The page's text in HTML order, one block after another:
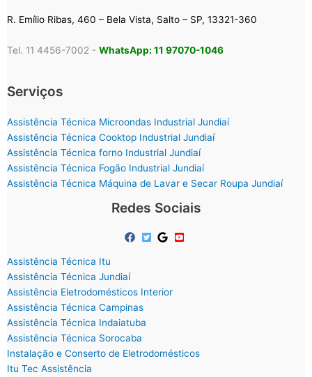
R. Emílio Ribas, 460 – Bela Vista, Salto – SP, 13321-360
Tel. 11 4456-7002 - WhatsApp: 11 97070-1046
Serviços
Assistência Técnica Microondas Industrial Jundiaí
Assistência Técnica Cooktop Industrial Jundiaí
Assistência Técnica forno Industrial Jundiaí
Assistência Técnica Fogão Industrial Jundiaí
Assistência Técnica Máquina de Lavar e Secar Roupa Jundiaí
Redes Sociais
Assistência Técnica Itu
Assistência Técnica Jundiaí
Assistência Eletrodomésticos Interior
Assistência Técnica Campinas
Assistência Técnica Indaiatuba
Assistência Técnica Sorocaba
Instalação e Conserto de Eletrodomésticos
Itu Tec Assistência